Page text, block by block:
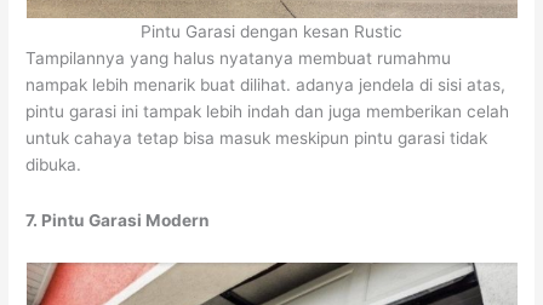
Pintu Garasi dengan kesan Rustic
Tampilannya yang halus nyatanya membuat rumahmu
nampak lebih menarik buat dilihat. adanya jendela di sisi atas,
pintu garasi ini tampak lebih indah dan juga memberikan celah
untuk cahaya tetap bisa masuk meskipun pintu garasi tidak
dibuka.
7. Pintu Garasi Modern